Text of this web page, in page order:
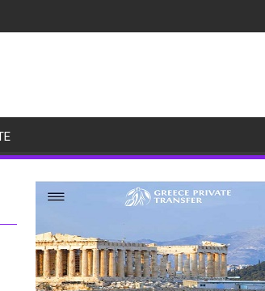
μέσα από τη μουσική